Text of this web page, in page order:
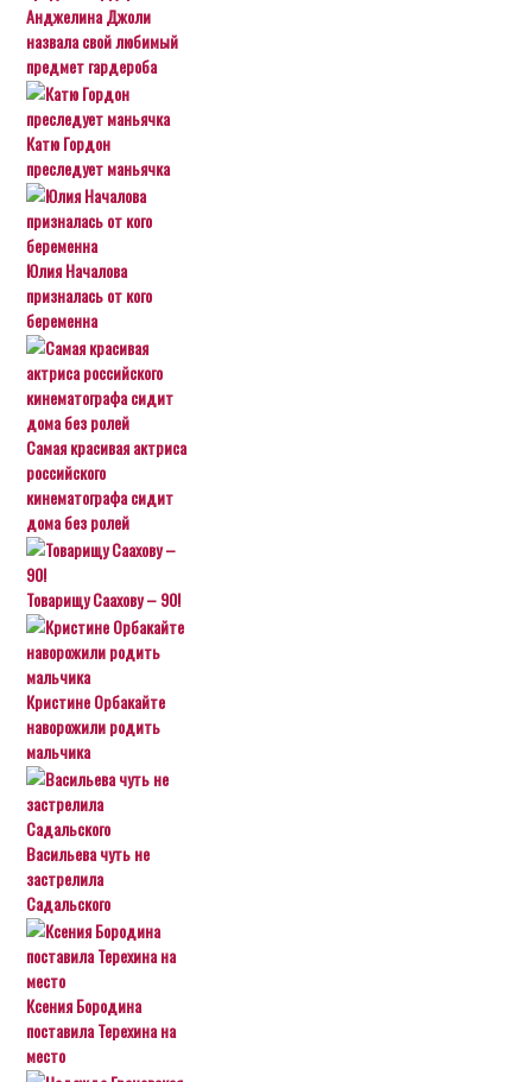
Анджелина Джоли
назвала свой любимый
предмет гардероба
Катю Гордон
преследует маньячка
Юлия Началова
призналась от кого
беременна
Самая красивая актриса
российского
кинематографа сидит
дома без ролей
Товарищу Саахову – 90!
Кристине Орбакайте
наворожили родить
мальчика
Васильева чуть не
застрелила
Садальского
Ксения Бородина
поставила Терехина на
место